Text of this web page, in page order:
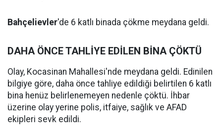
Bahçelievler'de 6 katlı binada çökme meydana geldi.
DAHA ÖNCE TAHLİYE EDİLEN BİNA ÇÖKTÜ
Olay, Kocasinan Mahallesi'nde meydana geldi. Edinilen
bilgiye göre, daha önce tahliye edildiği belirtilen 6 katlı
bina henüz belirlenemeyen nedenle çöktü. İhbar
üzerine olay yerine polis, itfaiye, sağlık ve AFAD
ekipleri sevk edildi.